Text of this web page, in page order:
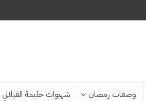
وصفات رمضان شهيوات حليمة الفيلالي